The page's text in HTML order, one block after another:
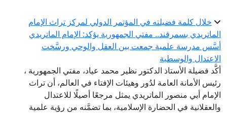
خلال كلمة فضيلته في المؤتمر الدولي لمركز تراث الإمام
الماتريدي بسمرقند.. مفتي الجمهورية يؤكد: الإمام الماتريدي
أسَّس مدرسة علمية جمعت بين العقل والوحي ورسَّخت
الاعتدال والوسطية
أكَّد فضيلة الأستاذ الدكتور نظير محمد عياد، مفتي الجمهورية ،
رئيس الأمانة العامة لدُور وهيئات الإفتاء في العالم، أن تراث
الإمام أبي منصور الماتريدي يمثل مرجعًا أصيلًا للاعتدال
والعقلانية في الحضارة الإسلامية، بما تضمَّنه من رؤية علمية